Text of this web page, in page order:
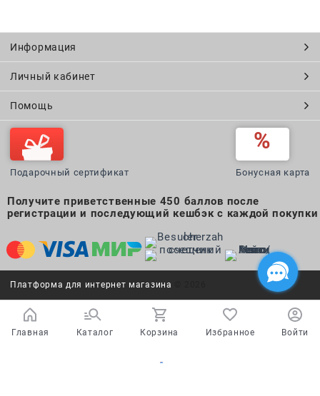
Информация
Личный кабинет
Помощь
Подарочный сертификат Бонусная карта
Получите приветственные 450 баллов после
регистрации и последующий кешбэк с каждой покупки
Платформа для интернет магазина
Главная Каталог Корзина Избранное Войти